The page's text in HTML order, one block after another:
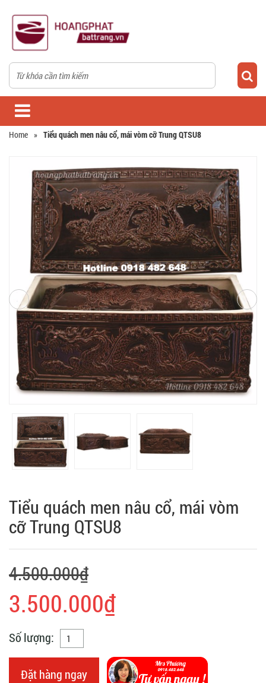
Home » Tiểu quách men nâu cổ, mái vòm cỡ Trung QTSU8
Tiểu quách men nâu cổ, mái vòm
cỡ Trung QTSU8
4.500.000₫
3.500.000₫
Số lượng:
Đặt hàng ngay